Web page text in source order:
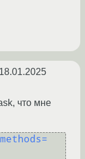
18.01.2025
что мне